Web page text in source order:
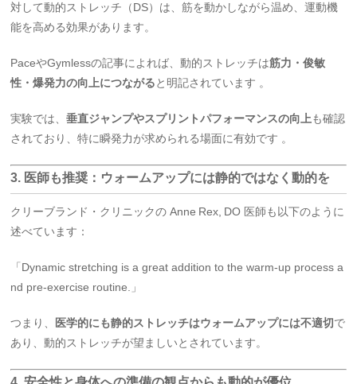
対して動的ストレッチ（DS）は、筋を動かしながら温め、運動機
能を高める効果があります。
PaceやGymlessの記事によれば、動的ストレッチは筋力・俊敏
性・爆発力の向上につながると明記されています 。
実験では、垂直ジャンプやスプリントパフォーマンスの向上も確認
されており、特に瞬発力が求められる場面に有効です 。
3. 医師も推奨：ウォームアップには静的ではなく動的を
クリーブランド・クリニックの Anne Rex, DO 医師も以下のように
述べています：
「Dynamic stretching is a great addition to the warm‑up process a
nd pre‑exercise routine.」
つまり、 医学的にも静的ストレッチはウォームアップには不適切で
あり、動的ストレッチが望ましいとされています。